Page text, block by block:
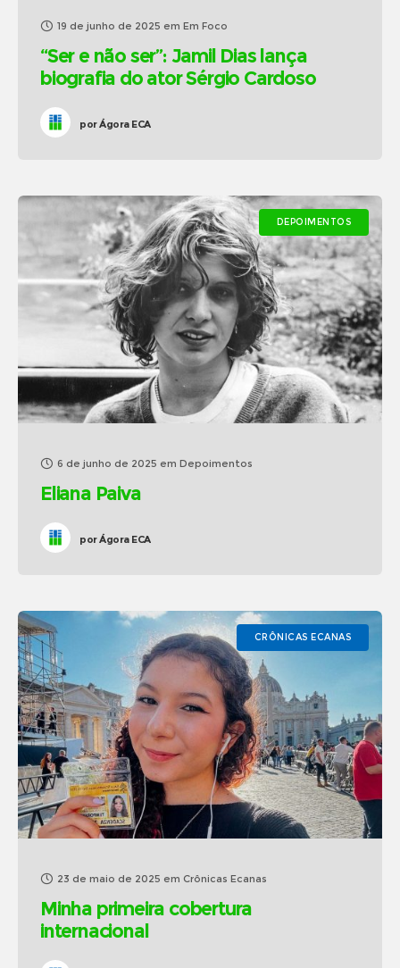
19 de junho de 2025 em Em Foco
“Ser e não ser”: Jamil Dias lança
biografia do ator Sérgio Cardoso
porÁgora ECA
DEPOIMENTOS
6 de junho de 2025 em Depoimentos
Eliana Paiva
porÁgora ECA
CRÔNICAS ECANAS
23 de maio de 2025 em Crônicas Ecanas
Minha primeira cobertura
internacional